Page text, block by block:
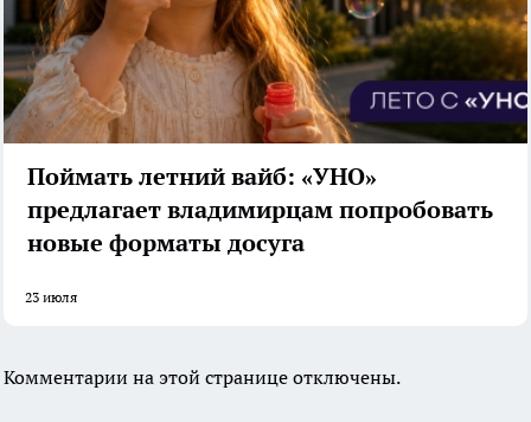
Поймать летний вайб: «УНО»
предлагает владимирцам попробовать
новые форматы досуга
23 июля
Комментарии на этой странице отключены.